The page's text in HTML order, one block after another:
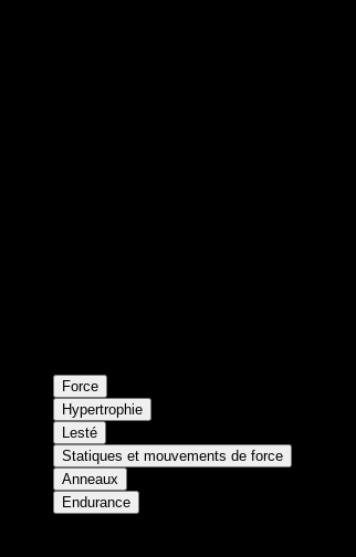
Force
Hypertrophie
Lesté
Statiques et mouvements de force
Anneaux
Endurance